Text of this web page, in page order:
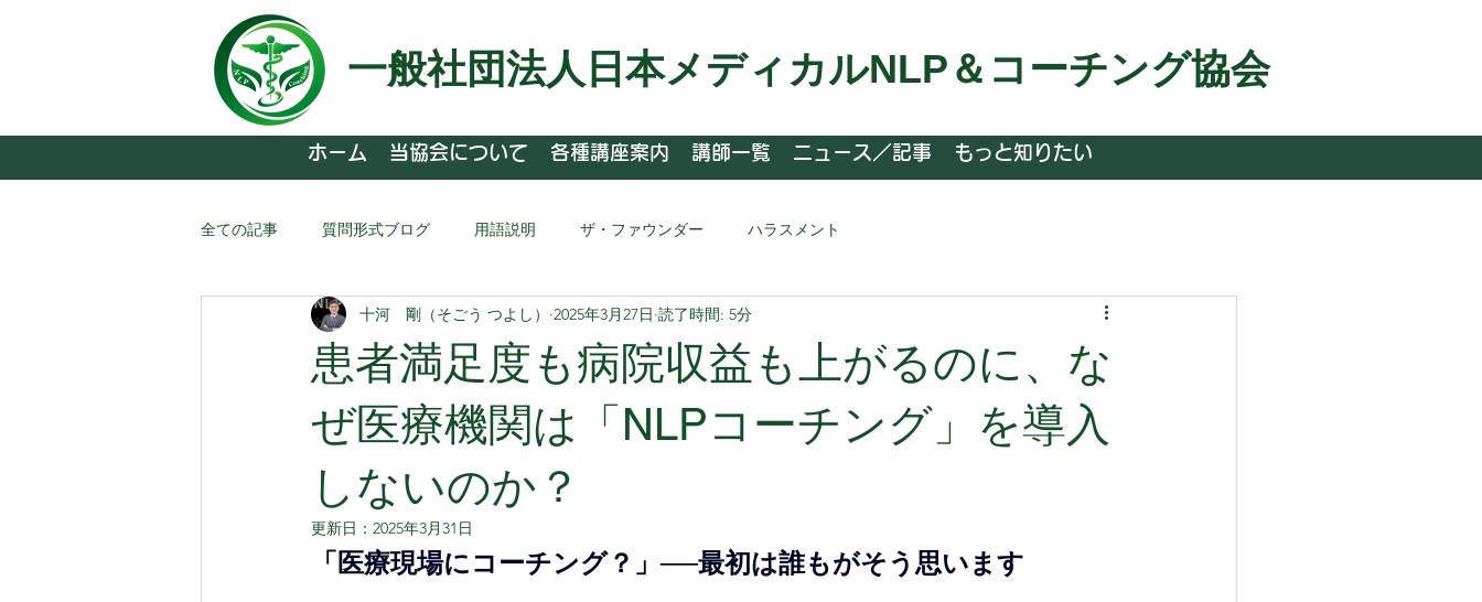
一般社団法人日本メディカルNLP＆コーチング協会
ホーム 当協会について 各種講座案内 講師一覧 ニュース／記事 もっと知りたい
全ての記事 質問形式ブログ 用語説明 ザ・ファウンダー ハラスメント
患者満足度も病院収益も上がるのに、な
ぜ医療機関は「NLPコーチング」を導入
しないのか？
十河 剛（そごう つよし） 2025年3月27日 読了時間: 5分
更新日： 2025年3月31日
「医療現場にコーチング？」──最初は誰もがそう思います